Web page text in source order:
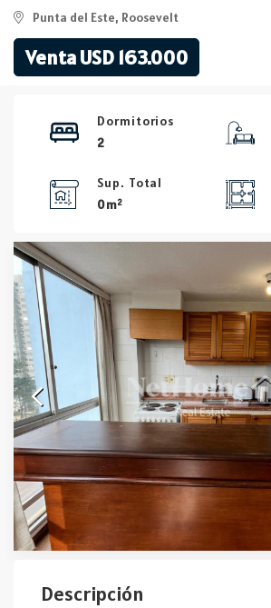
Punta del Este, Roosevelt
Venta USD 163.000
Dormitorios
2
Sup. Total
0 m2
Descripción